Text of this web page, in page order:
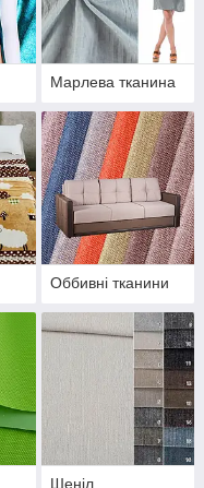
Марлева тканина
Оббивні тканини
Шеніл